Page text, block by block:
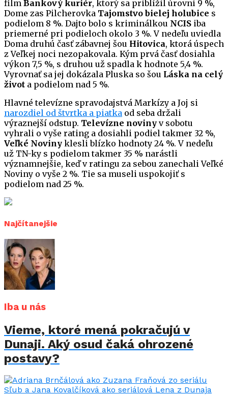
film Bankový kuriér, ktorý sa priblížil úrovni 9 %,
Dome zas Pilcherovka Tajomstvo bielej holubice s
podielom 8 %. Dajto bolo s kriminálkou NCIS iba
priemerné pri podieloch okolo 3 %. V nedeľu uviedla
Doma druhú časť zábavnej šou Hitovica, ktorá úspech
z Veľkej noci nezopakovala. Kým prvá časť dosiahla
výkon 7,5 %, s druhou už spadla k hodnote 5,4 %.
Vyrovnať sa jej dokázala Pluska so šou Láska na celý
život a podielom nad 5 %.
Hlavné televízne spravodajstvá Markízy a Joj si
narozdiel od štvrtka a piatka od seba držali
výraznejší odstup. Televízne noviny v sobotu
vyhrali o vyše rating a dosiahli podiel takmer 32 %,
Veľké Noviny klesli blízko hodnoty 24 %. V nedeľu
už TN-ky s podielom takmer 35 % narástli
významnejšie, keď v ratingu za sebou zanechali Veľké
Noviny o vyše 2 %. Tie sa museli uspokojiť s
podielom nad 25 %.
Najčítanejšie
Iba u nás
Vieme, ktoré mená pokračujú v
Dunaji. Aký osud čaká ohrozené
postavy?